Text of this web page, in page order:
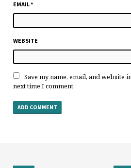
EMAIL*
WEBSITE
Save my name, email, and website
next time I comment.